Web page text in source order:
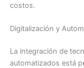
costos.
Digitalización y
La integración de
automatizados está